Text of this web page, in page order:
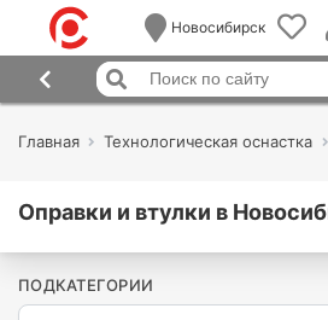
Новосибирск
Главная Технологическая оснастка
Оправки и втулки в
ПОДКАТЕГОРИИ